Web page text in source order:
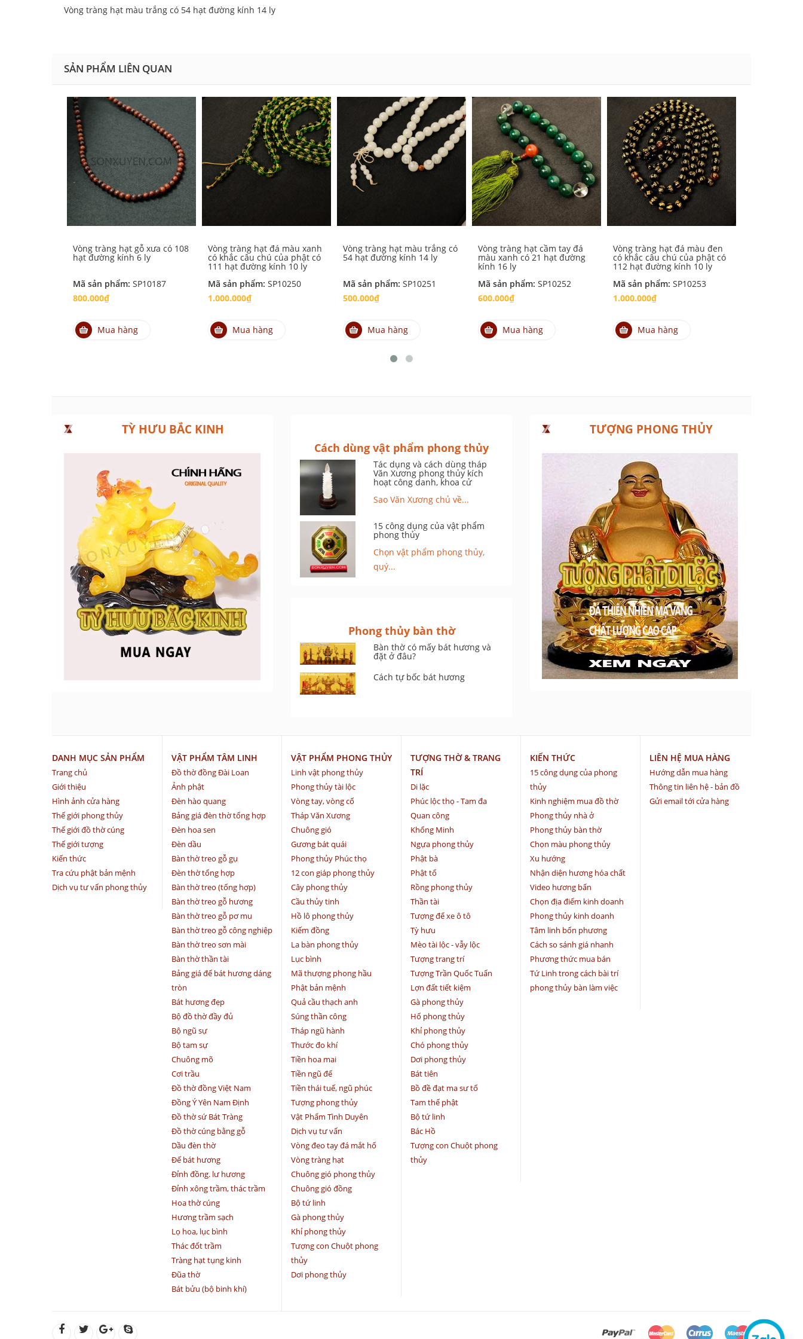
Vòng tràng hạt màu trắng có 54 hạt đường kính 14 ly
SẢN PHẨM LIÊN QUAN
Vòng tràng hạt gỗ xưa có 108
hạt đường kính 6 ly
Mã sản phẩm: SP10187
800.000₫
Mua hàng
Vòng tràng hạt đá màu xanh
có khắc câu chú của phật có
111 hạt đường kính 10 ly
Mã sản phẩm: SP10250
1.000.000₫
Mua hàng
Vòng tràng hạt màu trắng có
54 hạt đường kính 14 ly
Mã sản phẩm: SP10251
500.000₫
Mua hàng
Vòng tràng hạt cầm tay đá
màu xanh có 21 hạt đường
kính 16 ly
Mã sản phẩm: SP10252
600.000₫
Mua hàng
Vòng tràng hạt đá màu đen
có khắc câu chú của phật có
112 hạt đường kính 10 ly
Mã sản phẩm: SP10253
1.000.000₫
Mua hàng
TỲ HƯU BẮC KINH
Cách dùng vật phẩm phong thủy
Tác dụng và cách dùng tháp
Văn Xương phong thủy kích
hoạt công danh, khoa cử
Sao Văn Xương chủ về...
15 công dụng của vật phẩm
phong thủy
Chọn vật phẩm phong thủy,
quý...
Phong thủy bàn thờ
Bàn thờ có mấy bát hương và
đặt ở đâu?
Cách tự bốc bát hương
TƯỢNG PHONG THỦY
DANH MỤC SẢN PHẨM
Trang chủ
Giới thiệu
Hình ảnh cửa hàng
Thế giới phong thủy
Thế giới đồ thờ cúng
Thế giới tượng
Kiến thức
Tra cứu phật bản mệnh
Dịch vụ tư vấn phong thủy
VẬT PHẨM TÂM LINH
Đồ thờ đồng Đài Loan
Ảnh phật
Đèn hào quang
Bảng giá đèn thờ tổng hợp
Đèn hoa sen
Đèn dầu
Bàn thờ treo gỗ gụ
Đèn thờ tổng hợp
Bàn thờ treo (tổng hợp)
Bàn thờ treo gỗ hương
Bàn thờ treo gỗ pơ mu
Bàn thờ treo gỗ công nghiệp
Bàn thờ treo sơn mài
Bàn thờ thần tài
Bảng giá đế bát hương dáng
tròn
Bát hương đẹp
Bộ đồ thờ đầy đủ
Bộ ngũ sự
Bộ tam sự
Chuông mõ
Cơi trầu
Đồ thờ đồng Việt Nam
Đồng Ý Yên Nam Định
Đồ thờ sứ Bát Tràng
Đồ thờ cúng bằng gỗ
Dầu đèn thờ
Đế bát hương
Đỉnh đồng. lư hương
Đỉnh xông trầm, thác trầm
Hoa thờ cúng
Hương trầm sạch
Lọ hoa, lục bình
Thác đốt trầm
Tràng hạt tụng kinh
Đũa thờ
Bát bửu (bộ binh khí)
VẬT PHẨM PHONG THỦY
Linh vật phong thủy
Phong thủy tài lộc
Vòng tay, vòng cổ
Tháp Văn Xương
Chuông gió
Gương bát quái
Phong thủy Phúc thọ
12 con giáp phong thủy
Cây phong thủy
Cầu thủy tinh
Hồ lô phong thủy
Kiếm đồng
La bàn phong thủy
Lục bình
Mã thượng phong hầu
Phật bản mệnh
Quả cầu thạch anh
Súng thần công
Tháp ngũ hành
Thước đo khí
Tiền hoa mai
Tiền ngũ đế
Tiền thái tuế, ngũ phúc
Tượng phong thủy
Vật Phẩm Tình Duyên
Dịch vụ tư vấn
Vòng đeo tay đá mắt hổ
Vòng tràng hạt
Chuông gió phong thủy
Chuông gió đồng
Bộ tứ linh
Gà phong thủy
Khỉ phong thủy
Tượng con Chuột phong
thủy
Dơi phong thủy
TƯỢNG THỜ & TRANG
TRÍ
Di lặc
Phúc lộc thọ - Tam đa
Quan công
Khổng Minh
Ngựa phong thủy
Phật bà
Phật tổ
Rồng phong thủy
Thần tài
Tượng để xe ô tô
Tỳ hưu
Mèo tài lộc - vẫy lộc
Tượng trang trí
Tượng Trần Quốc Tuấn
Lợn đất tiết kiệm
Gà phong thủy
Hổ phong thủy
Khỉ phong thủy
Chó phong thủy
Dơi phong thủy
Bát tiên
Bồ đề đạt ma sư tổ
Tam thế phật
Bộ tứ linh
Bác Hồ
Tượng con Chuột phong
thủy
KIẾN THỨC
15 công dụng của phong
thủy
Kinh nghiệm mua đồ thờ
Phong thủy nhà ở
Phong thủy bàn thờ
Chọn màu phong thủy
Xu hướng
Nhận diện hương hóa chất
Video hương bẩn
Chọn địa điểm kinh doanh
Phong thủy kinh doanh
Tâm linh bốn phương
Cách so sánh giá nhanh
Phương thức mua bán
Tứ Linh trong cách bài trí
phong thủy bàn làm việc
LIÊN HỆ MUA HÀNG
Hướng dẫn mua hàng
Thông tin liên hệ - bản đồ
Gửi email tới cửa hàng